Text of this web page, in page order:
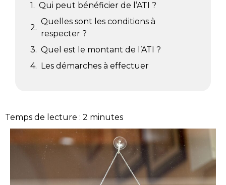
Qui peut bénéficier de l’ATI ?
Quelles sont les conditions à
respecter ?
Quel est le montant de l’ATI ?
Les démarches à effectuer
Temps de lecture : 2 minutes